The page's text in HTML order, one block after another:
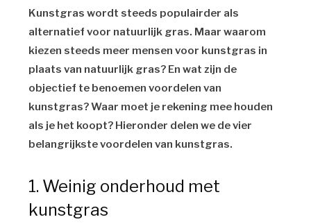
Kunstgras wordt steeds populairder als
alternatief voor natuurlijk gras. Maar waarom
kiezen steeds meer mensen voor kunstgras in
plaats van natuurlijk gras? En wat zijn de
objectief te benoemen voordelen van
kunstgras? Waar moet je rekening mee houden
als je het koopt? Hieronder delen we de vier
belangrijkste voordelen van kunstgras.
1. Weinig onderhoud met
kunstgras